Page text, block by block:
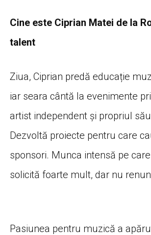
Cine este Ciprian Matei de la
talent
Ziua, Ciprian predă educație
iar seara cântă la evenimente
artist independent și propriul
Dezvoltă proiecte pentru care
sponsori. Munca intensă pe
solicită foarte mult, dar nu
Pasiunea pentru muzică a